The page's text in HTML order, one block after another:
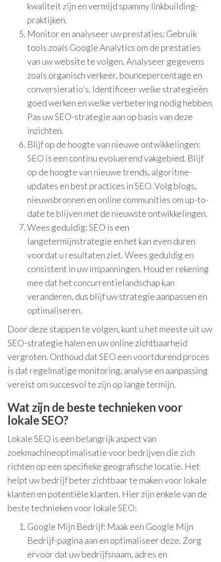
kwaliteit zijn en vermijd spammy linkbuilding-
praktijken.
Monitor en analyseer uw prestaties: Gebruik
tools zoals Google Analytics om de prestaties
van uw website te volgen. Analyseer gegevens
zoals organisch verkeer, bouncepercentage en
conversieratio’s. Identificeer welke strategieën
goed werken en welke verbetering nodig hebben.
Pas uw SEO-strategie aan op basis van deze
inzichten.
Blijf op de hoogte van nieuwe ontwikkelingen:
SEO is een continu evoluerend vakgebied. Blijf
op de hoogte van nieuwe trends, algoritme-
updates en best practices in SEO. Volg blogs,
nieuwsbronnen en online communities om up-to-
date te blijven met de nieuwste ontwikkelingen.
Wees geduldig: SEO is een
langetermijnstrategie en het kan even duren
voordat u resultaten ziet. Wees geduldig en
consistent in uw inspanningen. Houd er rekening
mee dat het concurrentielandschap kan
veranderen, dus blijf uw strategie aanpassen en
optimaliseren.
Door deze stappen te volgen, kunt u het meeste uit uw
SEO-strategie halen en uw online zichtbaarheid
vergroten. Onthoud dat SEO een voortdurend proces
is dat regelmatige monitoring, analyse en aanpassing
vereist om succesvol te zijn op lange termijn.
Wat zijn de beste technieken voor
lokale SEO?
Lokale SEO is een belangrijk aspect van
zoekmachineoptimalisatie voor bedrijven die zich
richten op een specifieke geografische locatie. Het
helpt uw bedrijf beter zichtbaar te maken voor lokale
klanten en potentiële klanten. Hier zijn enkele van de
beste technieken voor lokale SEO:
Google Mijn Bedrijf: Maak een Google Mijn
Bedrijf-pagina aan en optimaliseer deze. Zorg
ervoor dat uw bedrijfsnaam, adres en